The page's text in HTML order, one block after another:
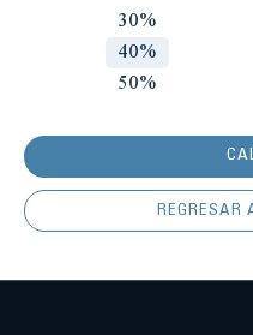
30%
40%
50%
REGRESAR